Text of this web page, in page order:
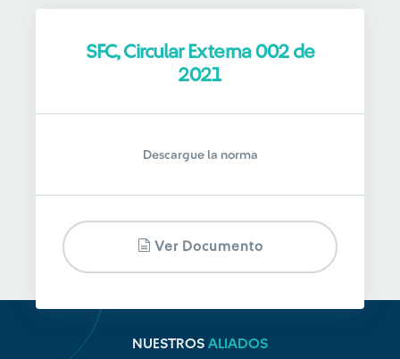
SFC, Circular Externa 002 de
2021
Descargue la norma
Ver Documento
NUESTROS ALIADOS